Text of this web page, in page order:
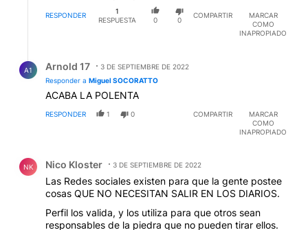
RESPONDER
1
RESPUESTA
0 0
COMPARTIR
MARCAR
COMO
INAPROPIADO
A1 Arnold 17
3 DE SEPTIEMBRE DE 2022
Responder a Miguel SOCORATTO
ACABA LA POLENTA
RESPONDER 1 0 COMPARTIR
MARCAR
COMO
INAPROPIADO
NK Nico Kloster 3 DE SEPTIEMBRE DE 2022
Las Redes sociales existen para que la gente postee
cosas QUE NO NECESITAN SALIR EN LOS DIARIOS.
Perfil los valida, y los utiliza para que otros sean
responsables de la piedra que no pueden tirar ellos.